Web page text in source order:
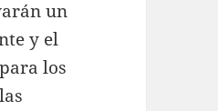
un
y el
los